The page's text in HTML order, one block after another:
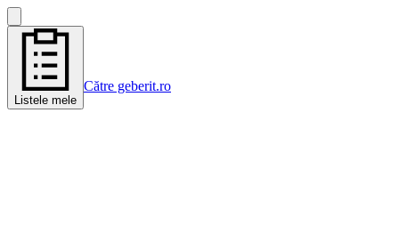
Listele mele
Către geberit.ro